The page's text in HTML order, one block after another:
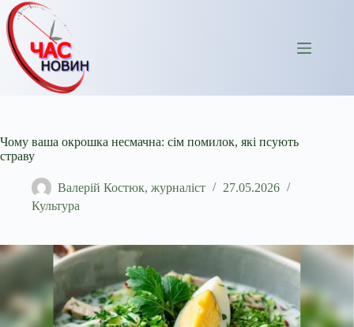
Перейти
до
вмісту
Чому ваша окрошка несмачна: сім помилок, які псують
страву
Валерій Костюк, журналіст
27.05.2026
Культура